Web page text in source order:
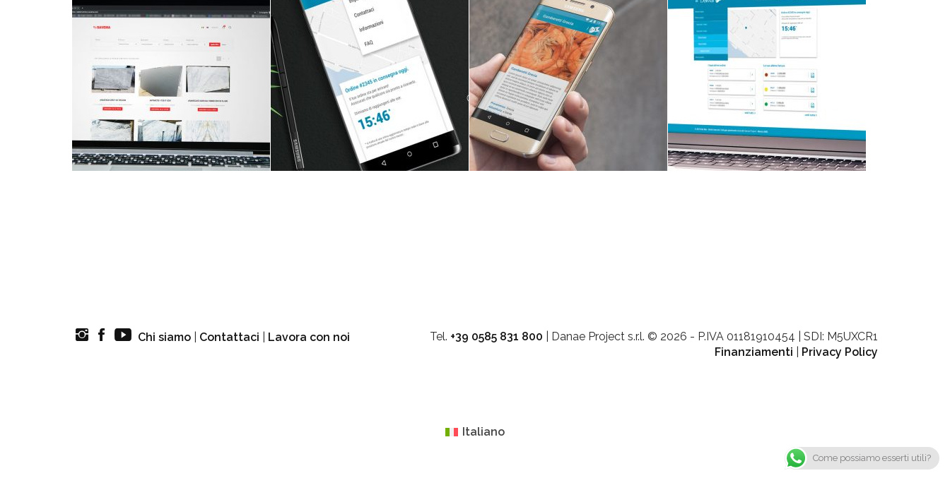
Chi siamo Contattaci Lavora con noi Tel. +39 0585 831 800 | Danae Project s.r.l. © 2026 - P.IVA 01181910454 | SDI: M5UXCR1
Finanziamenti
Privacy Policy
Come possiamo esserti utili?
Italiano